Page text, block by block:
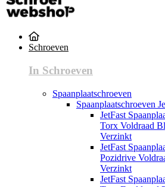
Schroeven
In Schroeven
Spaanplaatschroeven
Spaanplaatschroeven
JetFast
Torx Voldraad
Verzinkt
JetFast
Pozidrive
Verzinkt
JetFast